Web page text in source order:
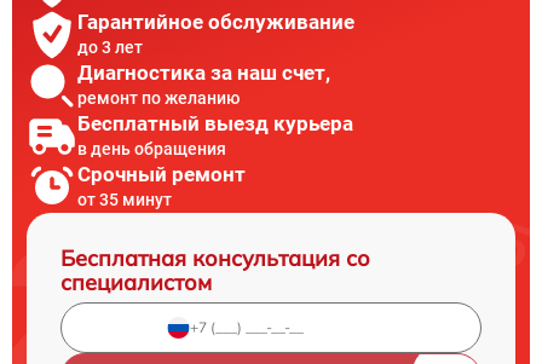
Гарантийное обслуживание
до 3 лет
Диагностика за наш счет,
ремонт по желанию
Бесплатный выезд курьера
в день обращения
Срочный ремонт
от 35 минут
Бесплатная консультация со
специалистом